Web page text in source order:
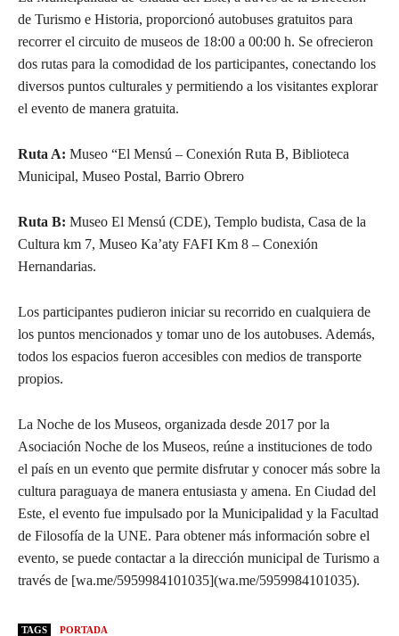
de Turismo e Historia, proporcionó autobuses gratuitos para
recorrer el circuito de museos de 18:00 a 00:00 h. Se ofrecieron
dos rutas para la comodidad de los participantes, conectando los
diversos puntos culturales y permitiendo a los visitantes explorar
el evento de manera gratuita.
Ruta A: Museo “El Mensú – Conexión Ruta B, Biblioteca
Municipal, Museo Postal, Barrio Obrero
Ruta B: Museo El Mensú (CDE), Templo budista, Casa de la
Cultura km 7, Museo Ka’aty FAFI Km 8 – Conexión
Hernandarias.
Los participantes pudieron iniciar su recorrido en cualquiera de
los puntos mencionados y tomar uno de los autobuses. Además,
todos los espacios fueron accesibles con medios de transporte
propios.
La Noche de los Museos, organizada desde 2017 por la
Asociación Noche de los Museos, reúne a instituciones de todo
el país en un evento que permite disfrutar y conocer más sobre la
cultura paraguaya de manera entusiasta y amena. En Ciudad del
Este, el evento fue impulsado por la Municipalidad y la Facultad
de Filosofía de la UNE. Para obtener más información sobre el
evento, se puede contactar a la dirección municipal de Turismo a
través de [wa.me/5959984101035](wa.me/5959984101035).
TAGS PORTADA